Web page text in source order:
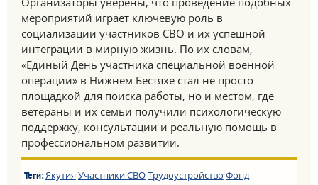
мероприятий играет ключевую роль в
социализации участников СВО и их успешной
интеграции в мирную жизнь. По их словам,
«Единый День участника специальной военной
операции» в Нижнем Бестяхе стал не просто
площадкой для поиска работы, но и местом, где
ветераны и их семьи получили психологическую
поддержку, консультации и реальную помощь в
профессиональном развитии.
Теги:Якутия Участники СВОТрудоустройство Фонд